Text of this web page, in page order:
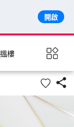
樓

開啟